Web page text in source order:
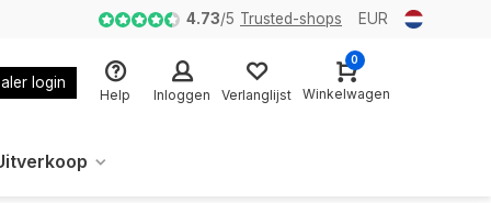
4.73/5 Trusted-shops EUR
login
Help Inloggen Verlanglijst
0
Winkelwagen